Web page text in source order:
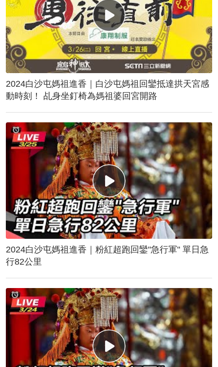
2024白沙屯媽祖進香｜白沙屯媽祖回鑾抵達拱天宮感
動時刻！ 乩身坐釘椅為媽祖婆回宮開路
2024白沙屯媽祖進香｜粉紅超跑回鑾"急行軍" 單日急
行82公里